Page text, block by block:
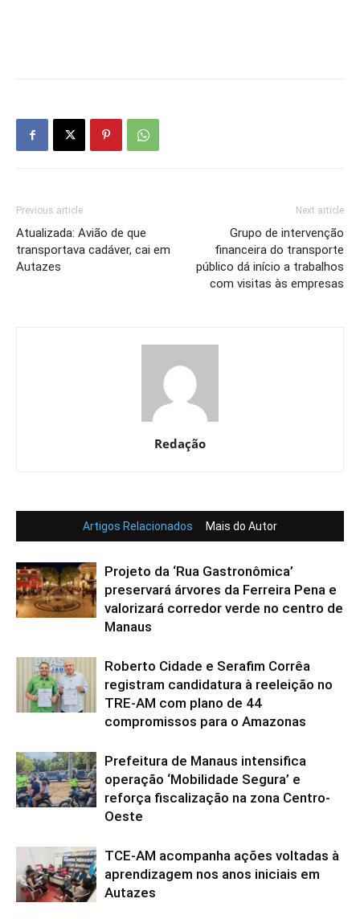
Previous article
Atualizada: Avião de que
transportava cadáver, cai em
Autazes
Next article
Grupo de intervenção
financeira do transporte
público dá início a trabalhos
com visitas às empresas
Redação
Artigos Relacionados Mais do Autor
Projeto da ‘Rua Gastronômica’
preservará árvores da Ferreira Pena e
valorizará corredor verde no centro de
Manaus
Roberto Cidade e Serafim Corrêa
registram candidatura à reeleição no
TRE-AM com plano de 44
compromissos para o Amazonas
Prefeitura de Manaus intensifica
operação ‘Mobilidade Segura’ e
reforça fiscalização na zona Centro-
Oeste
TCE-AM acompanha ações voltadas à
aprendizagem nos anos iniciais em
Autazes